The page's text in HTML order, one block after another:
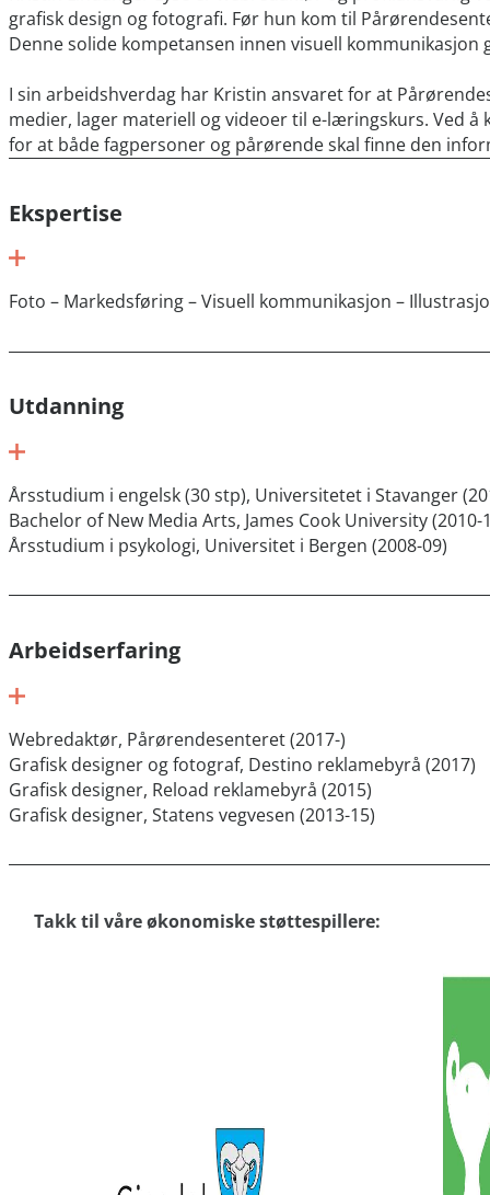
grafisk design og fotografi. Før hun kom til
Denne solide kompetansen innen visuell
I sin arbeidshverdag har Kristin ansvaret for at
medier, lager materiell og videoer til e-læringskurs. Ved
for at både fagpersoner og pårørende skal finne den
Ekspertise
Foto – Markedsføring – Visuell kommunikasjon –
Utdanning
Årsstudium i engelsk (30 stp), Universitetet i Stavanger
Bachelor of New Media Arts, James Cook University (2010-
Årsstudium i psykologi, Universitet i Bergen (2008-09)
Arbeidserfaring
Webredaktør, Pårørendesenteret (2017-)
Grafisk designer og fotograf, Destino reklamebyrå (2017)
Grafisk designer, Reload reklamebyrå (2015)
Grafisk designer, Statens vegvesen (2013-15)
Takk til våre økonomiske støttespillere: